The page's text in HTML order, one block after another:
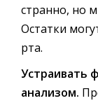
странно, но
Остатки
рта.
Устраивать
анализом.